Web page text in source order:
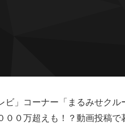
ビ」コーナー「まるみせクル
０万超えも！？動画投稿で